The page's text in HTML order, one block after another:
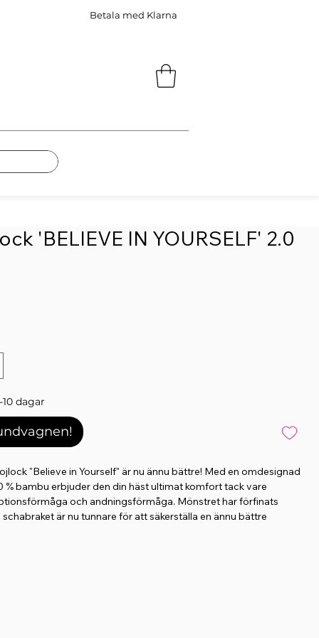
Betala med Klarna
'BELIEVE IN YOURSELF' 2.0
dagar
"Believe in Yourself" är nu ännu bättre! Med en omdesignad
% bambu erbjuder den din häst ultimat komfort tack vare
och andningsförmåga. Mönstret har förfinats
är nu tunnare för att säkerställa en ännu bättre